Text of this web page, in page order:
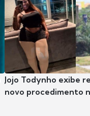
Jojo Todynho exibe
novo procedimento